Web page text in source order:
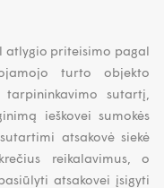
atlygio priteisimo pagal
turto objekto
sutartį,
ieškovei sumokės
atsakovė siekė
reikalavimus, o
atsakovei įsigyti